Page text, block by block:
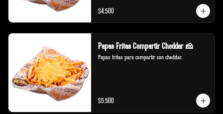
$4.500
Papas Fritas Compartir Cheddar 🧀
Papas fritas para compartir con cheddar.
$5.500